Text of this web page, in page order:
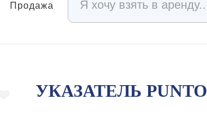
Продажа
УКАЗАТЕЛЬ PUNTO